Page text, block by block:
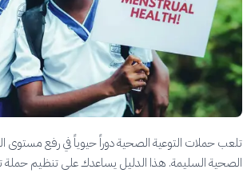
تلعب حملات التوعية الصحية دوراً حيوياً في رفع مستوى
الصحية السليمة. هذا الدليل يساعدك على تنظيم